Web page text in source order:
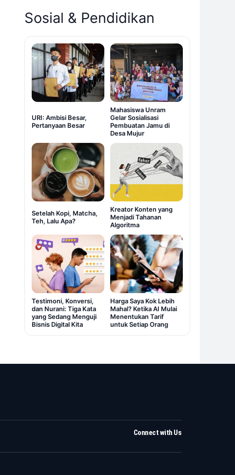
Sosial & Pendidikan
URI: Ambisi Besar,
Pertanyaan Besar
Mahasiswa Unram
Gelar Sosialisasi
Pembuatan Jamu di
Desa Mujur
Setelah Kopi, Matcha,
Teh, Lalu Apa?
Kreator Konten yang
Menjadi Tahanan
Algoritma
Testimoni, Konversi,
dan Nurani: Tiga Kata
yang Sedang Menguji
Bisnis Digital Kita
Harga Saya Kok Lebih
Mahal? Ketika AI Mulai
Menentukan Tarif
untuk Setiap Orang
Connect with Us